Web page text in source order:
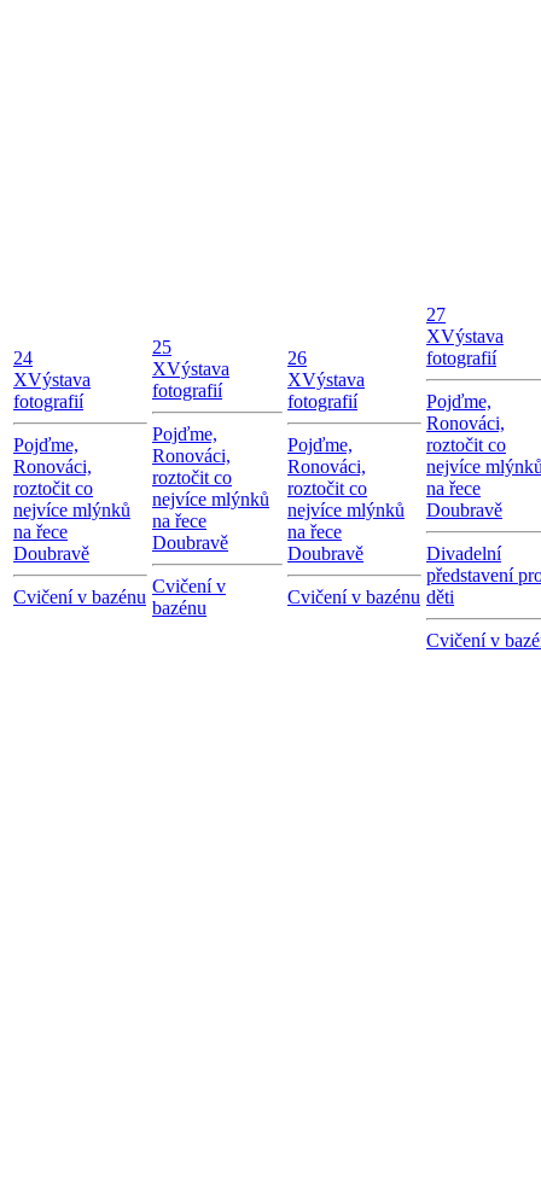
24
XVýstava
fotografií
Pojďme,
Ronováci,
roztočit co
nejvíce mlýnků
na řece
Doubravě
Cvičení v bazénu
25
XVýstava
fotografií
Pojďme,
Ronováci,
roztočit co
nejvíce mlýnků
na řece
Doubravě
Cvičení v
bazénu
26
XVýstava
fotografií
Pojďme,
Ronováci,
roztočit co
nejvíce mlýnků
na řece
Doubravě
Cvičení v bazénu
27
XVýstava
fotografií
Pojďme,
Ronováci,
roztočit co
nejvíce
na řece
Doubravě
Divadelní
představení
děti
Cvičení v